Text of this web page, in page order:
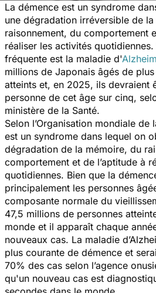
La démence est un syndrome
une dégradation irréversible de
raisonnement, du comportement
réaliser les activités
fréquente est la maladie d'
millions de Japonais âgés de
atteints et, en 2025, ils devraient
personne de cet âge sur cinq,
ministère de la Santé.
Selon l’Organisation mondiale de
est un syndrome dans lequel on
dégradation de la mémoire, du
comportement et de l’aptitude à
quotidiennes. Bien que la
principalement les personnes
composante normale du
47,5 millions de personnes
monde et il apparaît chaque
nouveaux cas. La maladie
plus courante de démence et
70% des cas selon l’agence
qu'un nouveau cas est